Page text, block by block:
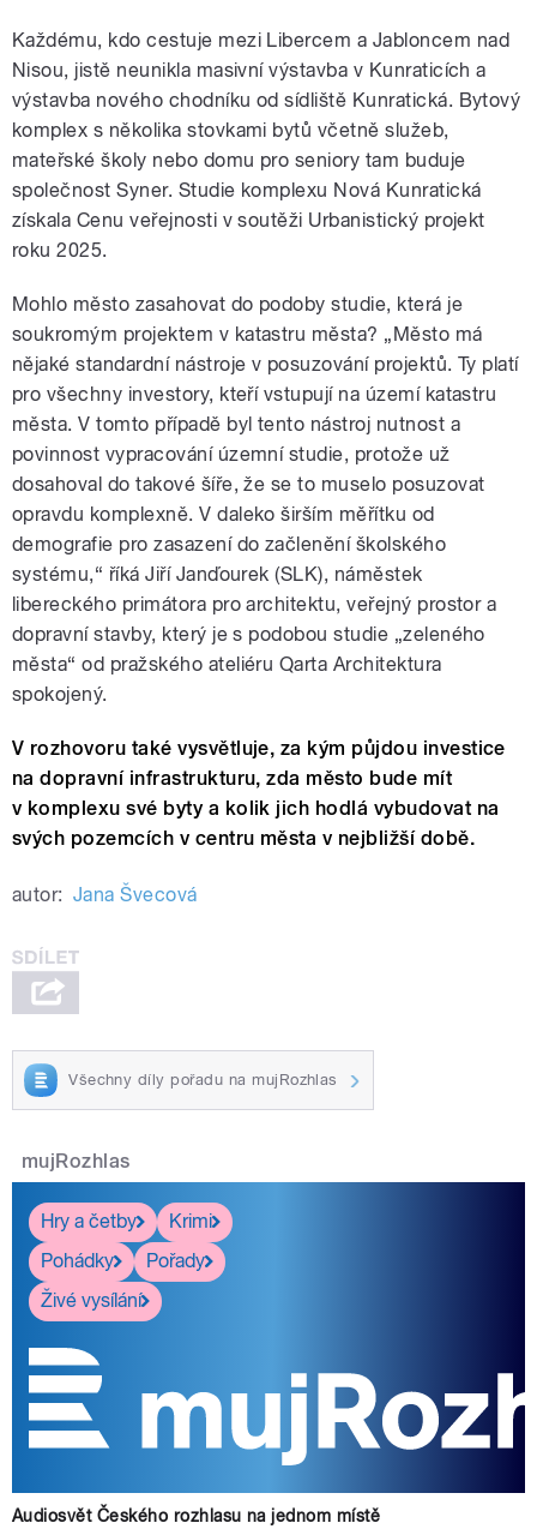
Každému, kdo cestuje mezi Libercem a Jabloncem nad
Nisou, jistě neunikla masivní výstavba v Kunraticích a
výstavba nového chodníku od sídliště Kunratická. Bytový
komplex s několika stovkami bytů včetně služeb,
mateřské školy nebo domu pro seniory tam buduje
společnost Syner. Studie komplexu Nová Kunratická
získala Cenu veřejnosti v soutěži Urbanistický projekt
roku 2025.
Mohlo město zasahovat do podoby studie, která je
soukromým projektem v katastru města? „Město má
nějaké standardní nástroje v posuzování projektů. Ty platí
pro všechny investory, kteří vstupují na území katastru
města. V tomto případě byl tento nástroj nutnost a
povinnost vypracování územní studie, protože už
dosahoval do takové šíře, že se to muselo posuzovat
opravdu komplexně. V daleko širším měřítku od
demografie pro zasazení do začlenění školského
systému,“ říká Jiří Janďourek (SLK), náměstek
libereckého primátora pro architektu, veřejný prostor a
dopravní stavby, který je s podobou studie „zeleného
města“ od pražského ateliéru Qarta Architektura
spokojený.
V rozhovoru také vysvětluje, za kým půjdou investice
na dopravní infrastrukturu, zda město bude mít
v komplexu své byty a kolik jich hodlá vybudovat na
svých pozemcích v centru města v nejbližší době.
autor: Jana Švecová
Všechny díly pořadu na mujRozhlas
mujRozhlas
Hry a četby
Krimi
Pohádky
Pořady
Živé vysílání
Audiosvět Českého rozhlasu na jednom místě